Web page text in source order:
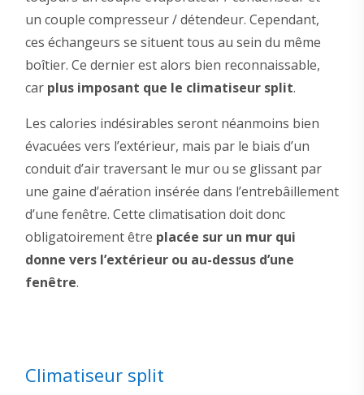
un couple compresseur / détendeur. Cependant,
ces échangeurs se situent tous au sein du même
boîtier. Ce dernier est alors bien reconnaissable,
car plus imposant que le climatiseur split.
Les calories indésirables seront néanmoins bien
évacuées vers l’extérieur, mais par le biais d’un
conduit d’air traversant le mur ou se glissant par
une gaine d’aération insérée dans l’entrebâillement
d’une fenêtre. Cette climatisation doit donc
obligatoirement être placée sur un mur qui
donne vers l’extérieur ou au-dessus d’une
fenêtre.
Climatiseur split